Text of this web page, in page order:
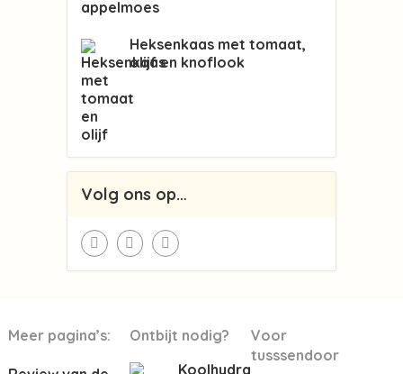
Heksenkaas met tomaat,
olijf en knoflook
Volg ons op…
Meer pagina’s:
Ontbijt nodig?
Koolhydraatarme
Voor
tusssendoor